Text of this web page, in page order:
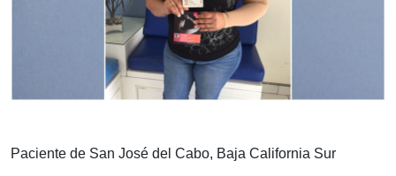
Paciente de San José del Cabo, Baja California Sur